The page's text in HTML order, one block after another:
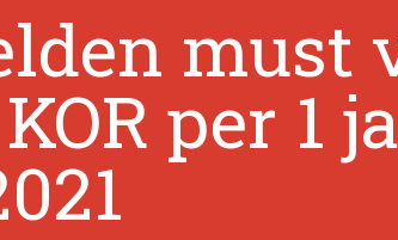
must
per 1